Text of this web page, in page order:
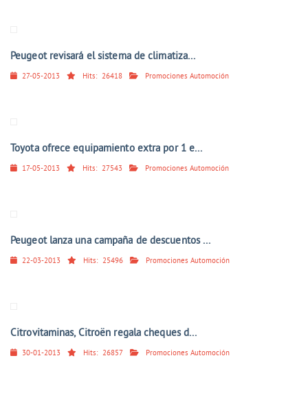
Peugeot revisará el sistema de climatiza...
27-05-2013 Hits: 26418 Promociones Automoción
Toyota ofrece equipamiento extra por 1 e...
17-05-2013 Hits: 27543 Promociones Automoción
Peugeot lanza una campaña de descuentos ...
22-03-2013 Hits: 25496 Promociones Automoción
Citrovitaminas, Citroën regala cheques d...
30-01-2013 Hits: 26857 Promociones Automoción